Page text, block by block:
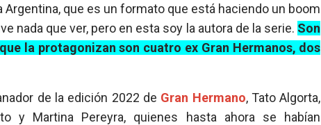
que es un formato que está haciendo un boom
nada que ver, pero en esta soy la autora de la serie. Son
la protagonizan son cuatro ex Gran Hermanos, dos
de la edición 2022 de Gran Hermano, Tato Algorta,
y Martina Pereyra, quienes hasta ahora se habían